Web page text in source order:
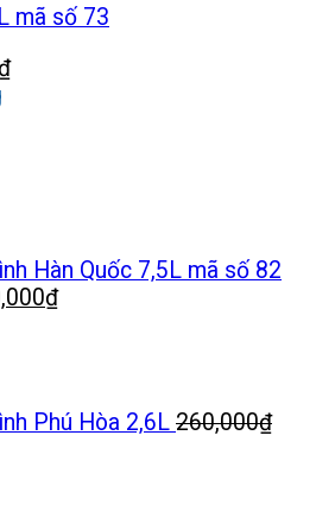
mã số 73
₫Giá
Hàn Quốc 7,5L mã số 82
₫Giá
730,000₫.
Phú Hòa 2,6L 260,000₫